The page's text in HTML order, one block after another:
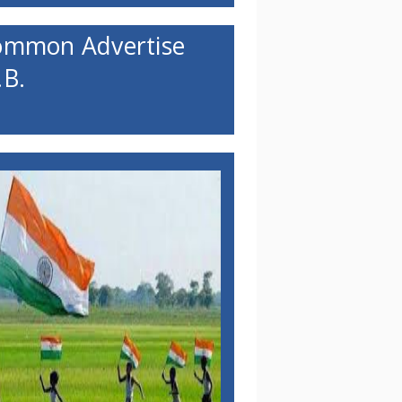
Advertise